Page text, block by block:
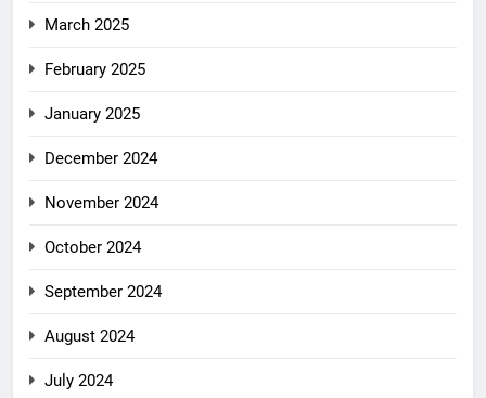
March 2025
February 2025
January 2025
December 2024
November 2024
October 2024
September 2024
August 2024
July 2024